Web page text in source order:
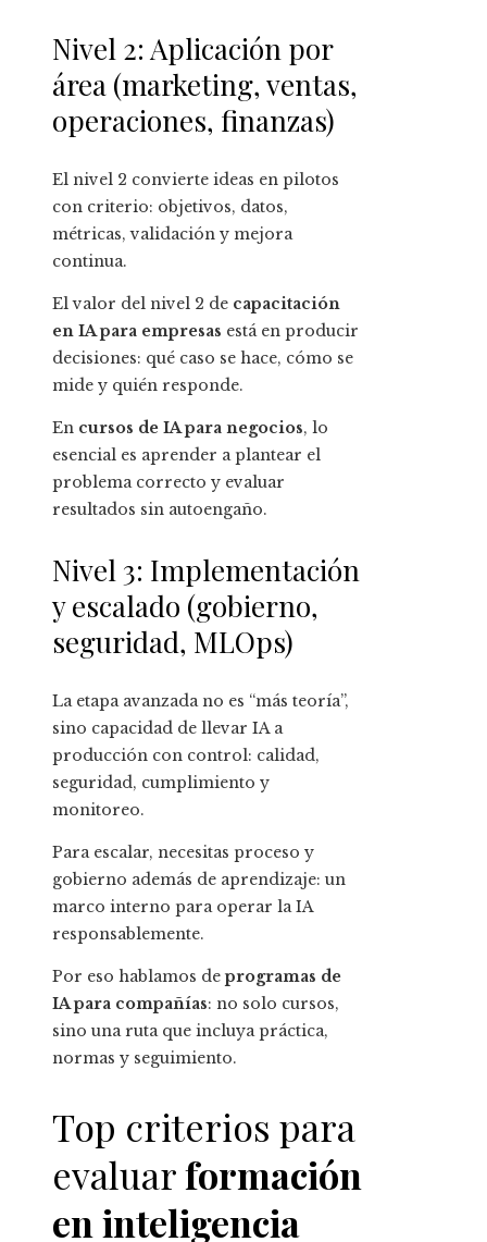
Nivel 2: Aplicación por
área (marketing, ventas,
operaciones, finanzas)
El nivel 2 convierte ideas en pilotos
con criterio: objetivos, datos,
métricas, validación y mejora
continua.
El valor del nivel 2 de capacitación
en IA para empresas está en producir
decisiones: qué caso se hace, cómo se
mide y quién responde.
En cursos de IA para negocios, lo
esencial es aprender a plantear el
problema correcto y evaluar
resultados sin autoengaño.
Nivel 3: Implementación
y escalado (gobierno,
seguridad, MLOps)
La etapa avanzada no es “más teoría”,
sino capacidad de llevar IA a
producción con control: calidad,
seguridad, cumplimiento y
monitoreo.
Para escalar, necesitas proceso y
gobierno además de aprendizaje: un
marco interno para operar la IA
responsablemente.
Por eso hablamos deprogramas de
IA para compañías: no solo cursos,
sino una ruta que incluya práctica,
normas y seguimiento.
Top criterios para
evaluarformación
en inteligencia